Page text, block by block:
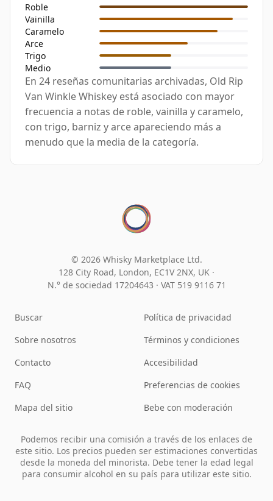
Roble
Vainilla
Caramelo
Arce
Trigo
Medio
En 24 reseñas comunitarias archivadas, Old Rip
Van Winkle Whiskey está asociado con mayor
frecuencia a notas de roble, vainilla y caramelo,
con trigo, barniz y arce apareciendo más a
menudo que la media de la categoría.
© 2026 Whisky Marketplace Ltd.
128 City Road, London, EC1V 2NX, UK ·
N.° de sociedad 17204643 · VAT 519 9116 71
Buscar
Sobre nosotros
Contacto
FAQ
Mapa del sitio
Política de privacidad
Términos y condiciones
Accesibilidad
Preferencias de cookies
Bebe con moderación
Podemos recibir una comisión a través de los enlaces de
este sitio. Los precios pueden ser estimaciones convertidas
desde la moneda del minorista. Debe tener la edad legal
para consumir alcohol en su país para utilizar este sitio.